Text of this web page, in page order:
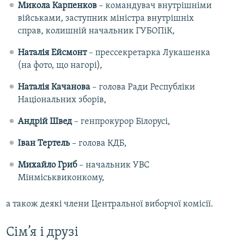
Микола Карпенков– командувач внутрішніми
військами, заступник міністра внутрішніх
справ, колишній начальник ГУБОПіК,
Наталія Ейсмонт– прессекретарка Лукашенка
(на фото, що нагорі),
Наталія Качанова– голова Ради Республіки
Національних зборів,
Андрій Швед– генпрокурор Білорусі,
Іван Тертель – голова КДБ,
Михайло Гриб– начальник УВС
Мінміськвиконкому,
а також деякі члени Центральної виборчої комісії.
Сім’я і друзі